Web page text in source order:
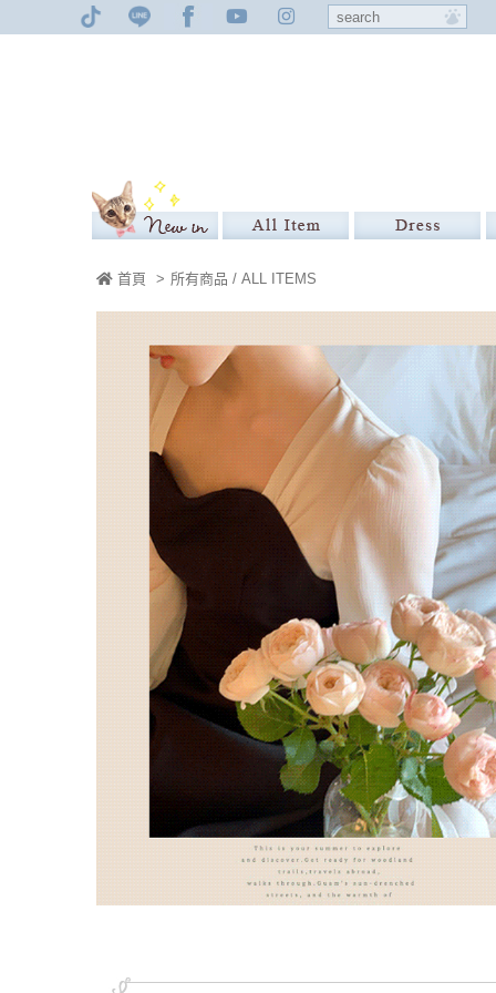
首頁 > 所有商品 / ALL ITEMS